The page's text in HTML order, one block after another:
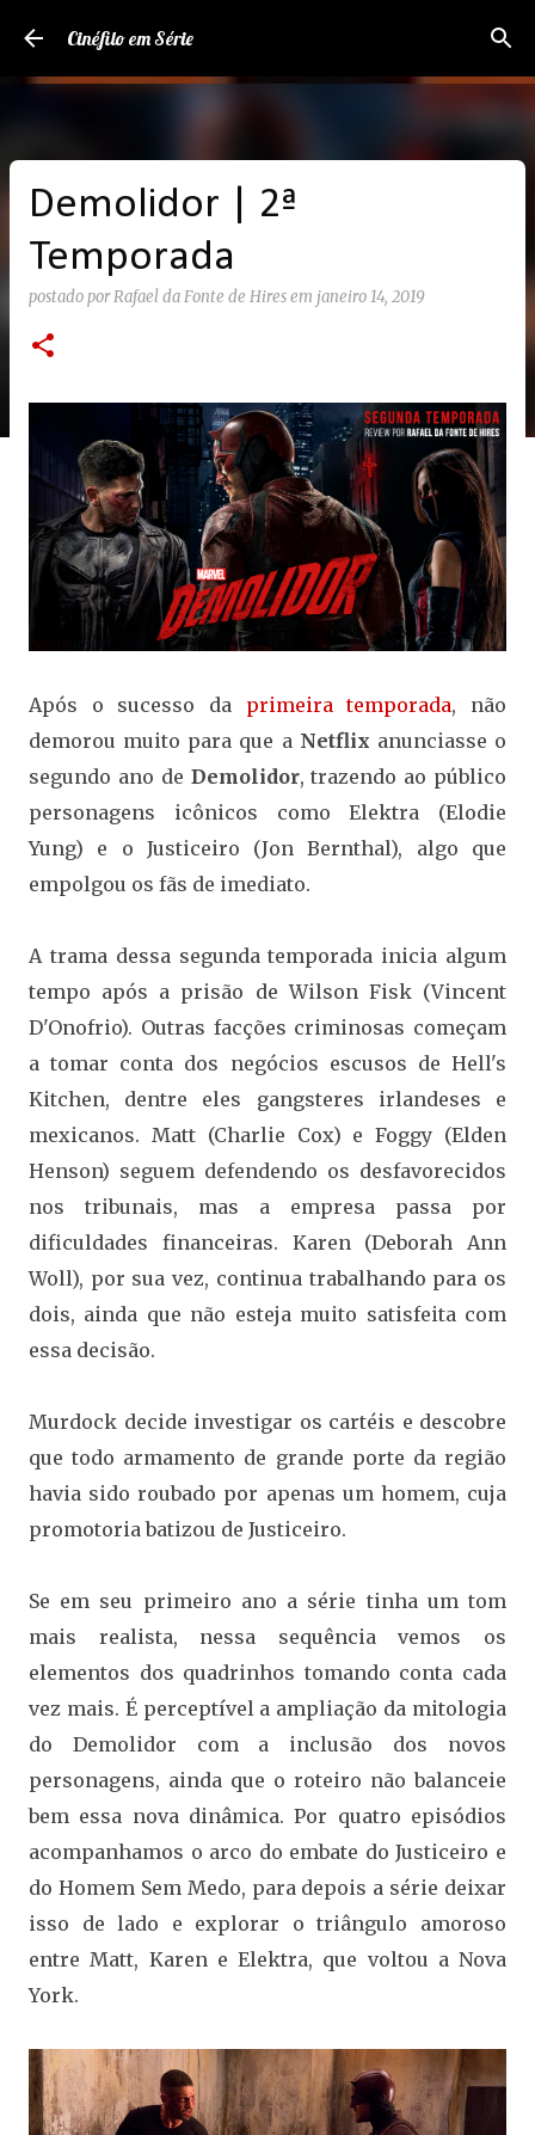
Pular para o conteúdo principal
Cinéfilo em Série
Demolidor | 2ª
Temporada
postado porRafael da Fonte de Hiresem janeiro 14, 2019
Após o sucesso da primeira temporada, não
demorou muito para que a Netflix anunciasse o
segundo ano de Demolidor, trazendo ao público
personagens icônicos como Elektra (Elodie
Yung) e o Justiceiro (Jon Bernthal), algo que
empolgou os fãs de imediato.
A trama dessa segunda temporada inicia algum
tempo após a prisão de Wilson Fisk (Vincent
D'Onofrio). Outras facções criminosas começam
a tomar conta dos negócios escusos de Hell's
Kitchen, dentre eles gangsteres irlandeses e
mexicanos. Matt (Charlie Cox) e Foggy (Elden
Henson) seguem defendendo os desfavorecidos
nos tribunais, mas a empresa passa por
dificuldades financeiras. Karen (Deborah Ann
Woll), por sua vez, continua trabalhando para os
dois, ainda que não esteja muito satisfeita com
essa decisão.
Murdock decide investigar os cartéis e descobre
que todo armamento de grande porte da região
havia sido roubado por apenas um homem, cuja
promotoria batizou de Justiceiro.
Se em seu primeiro ano a série tinha um tom
mais realista, nessa sequência vemos os
elementos dos quadrinhos tomando conta cada
vez mais. É perceptível a ampliação da mitologia
do Demolidor com a inclusão dos novos
personagens, ainda que o roteiro não balanceie
bem essa nova dinâmica. Por quatro episódios
acompanhamos o arco do embate do Justiceiro e
do Homem Sem Medo, para depois a série deixar
isso de lado e explorar o triângulo amoroso
entre Matt, Karen e Elektra, que voltou a Nova
York.